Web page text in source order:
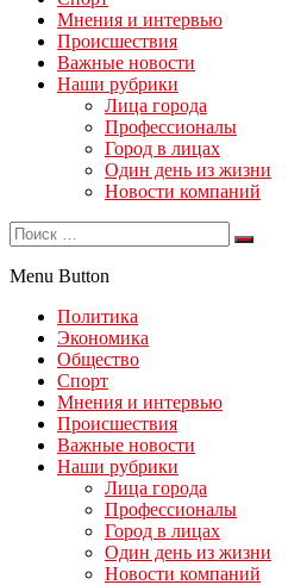
Мнения и интервью
Происшествия
Важные новости
Наши рубрики
Лица города
Профессионалы
Город в лицах
Один день из жизни
Новости компаний
Menu Button
Политика
Экономика
Общество
Спорт
Мнения и интервью
Происшествия
Важные новости
Наши рубрики
Лица города
Профессионалы
Город в лицах
Один день из жизни
Новости компаний